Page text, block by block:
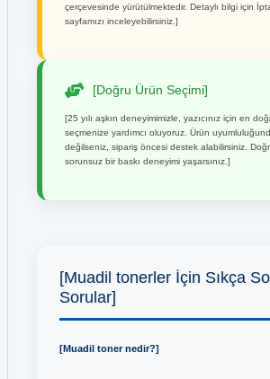
çerçevesinde yürütülmektedir. Detaylı bilgi için
sayfamızı inceleyebilirsiniz.]
[Doğru Ürün Seçimi]
[25 yılı aşkın deneyimimizle, yazıcınız için en
seçmenize yardımcı oluyoruz. Ürün
değilseniz, sipariş öncesi destek alabilirsiniz.
sorunsuz bir baskı deneyimi yaşarsınız.]
[Muadil tonerler İçin Sıkça
Sorular]
[Muadil toner nedir?]